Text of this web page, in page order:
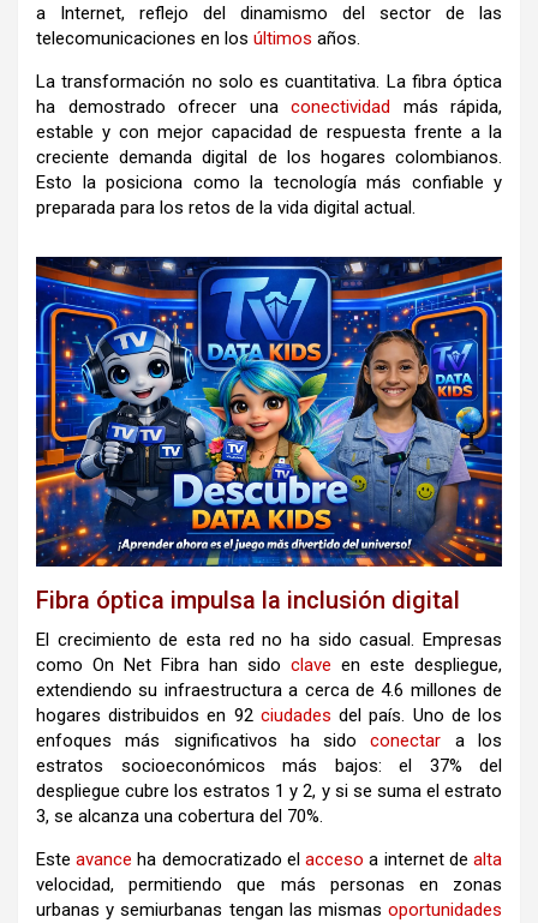
a Internet, reflejo del dinamismo del sector de las
telecomunicaciones en los últimos años.
La transformación no solo es cuantitativa. La fibra óptica
ha demostrado ofrecer una conectividad más rápida,
estable y con mejor capacidad de respuesta frente a la
creciente demanda digital de los hogares colombianos.
Esto la posiciona como la tecnología más confiable y
preparada para los retos de la vida digital actual.
Fibra óptica impulsa la inclusión digital
El crecimiento de esta red no ha sido casual. Empresas
como On Net Fibra han sido clave en este despliegue,
extendiendo su infraestructura a cerca de 4.6 millones de
hogares distribuidos en 92 ciudades del país. Uno de los
enfoques más significativos ha sidoconectar a los
estratos socioeconómicos más bajos: el 37% del
despliegue cubre los estratos 1 y 2, y si se suma el estrato
3, se alcanza una cobertura del 70%.
Esteavance ha democratizado elacceso a internet dealta
velocidad, permitiendo que más personas en zonas
urbanas y semiurbanas tengan las mismas oportunidades